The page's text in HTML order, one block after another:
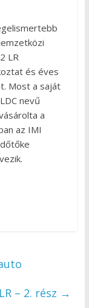
LR
és éves
Most a saját
nevű
a
az IMI
– 2. rész →